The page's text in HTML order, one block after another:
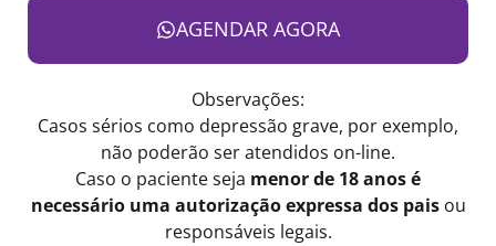
AGENDAR AGORA
Observações:
Casos sérios como depressão grave, por exemplo,
não poderão ser atendidos on-line.
Caso o paciente seja menor de 18 anos é
necessário uma autorização expressa dos paisou
responsáveis legais.